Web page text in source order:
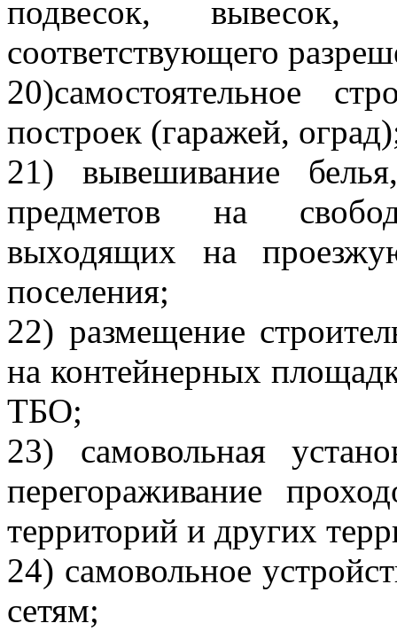
подвесок, вывесок,
соответствующего
20)самостоятельное
построек (гаражей,
21) вывешивание
предметов на
выходящих на
поселения;
22) размещение
на контейнерных
ТБО;
23) самовольная
перегораживание
территорий и других
24) самовольное
сетям;